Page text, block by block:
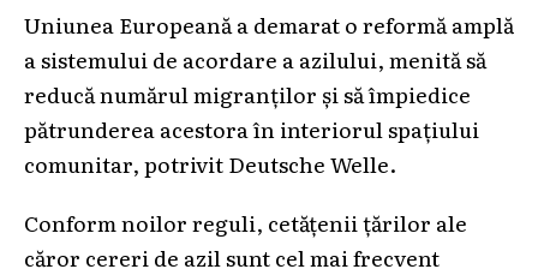
Uniunea Europeană a demarat o reformă amplă
a sistemului de acordare a azilului, menită să
reducă numărul migranților și să împiedice
pătrunderea acestora în interiorul spațiului
comunitar, potrivit Deutsche Welle.
Conform noilor reguli, cetățenii țărilor ale
căror cereri de azil sunt cel mai frecvent